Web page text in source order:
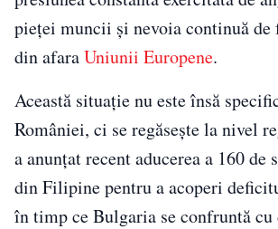
pieței muncii și nevoia continuă de
din afaraUniunii Europene.
Această situație nu este însă
României, ci se regăsește la nivel
a anunțat recent aducerea a 160
din Filipine pentru a acoperi
în timp ce Bulgaria se confruntă